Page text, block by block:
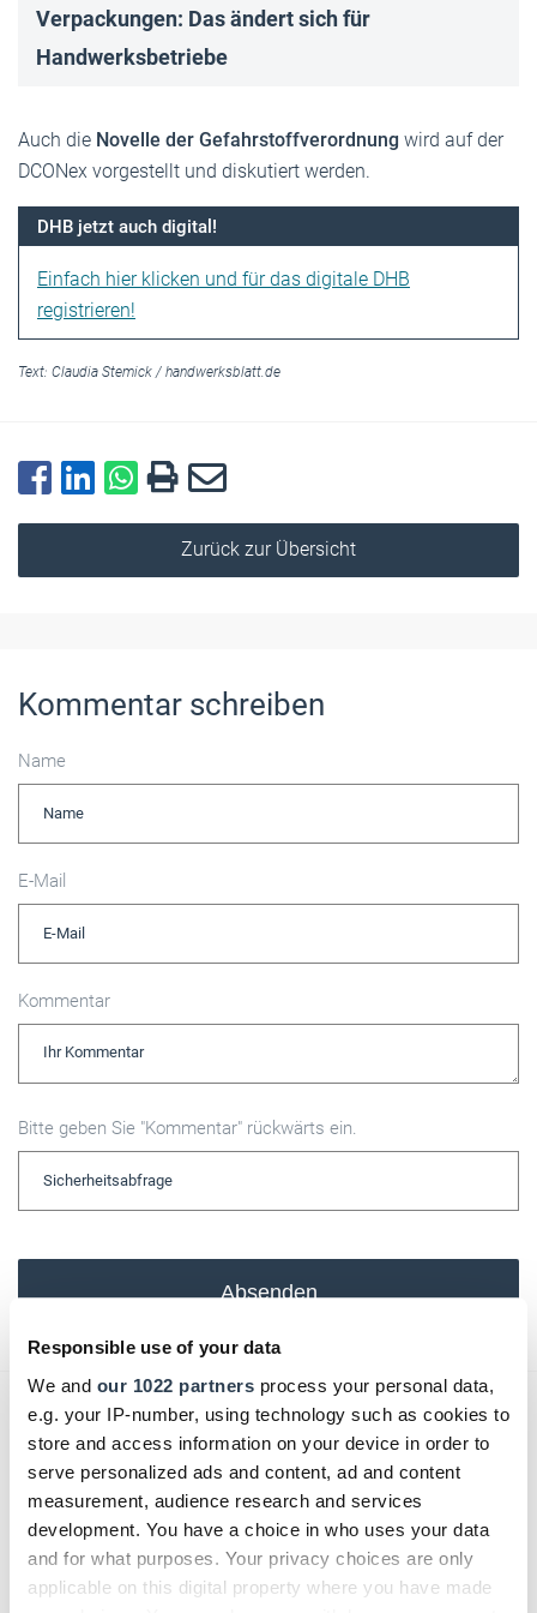
Responsible use of your data
We and our 1022 partners process your personal data,
e.g. your IP-number, using technology such as cookies to
store and access information on your device in order to
serve personalized ads and content, ad and content
measurement, audience research and services
development. You have a choice in who uses your data
and for what purposes. Your privacy choices are only
applicable on this digital property where you have made
Verpackungen: Das ändert sich für
Handwerksbetriebe
Auch die Novelle der Gefahrstoffverordnung wird auf der
DCONex vorgestellt und diskutiert werden.
DHB jetzt auch digital!
Einfach hier klicken und für das digitale DHB
registrieren!
Text: Claudia Stemick / handwerksblatt.de
Zurück zur Übersicht
Kommentar schreiben
Name
E-Mail
Kommentar
Bitte geben Sie "Kommentar" rückwärts ein.
Absenden
Das könnte Sie auch interessieren: